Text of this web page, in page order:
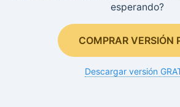
esperando?
COMPRAR VERSIÓN
Descargar versión